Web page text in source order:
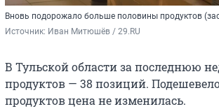
Вновь подорожало больше половины продуктов
Источник: Иван Митюшёв / 29.RU
В Тульской области за последнюю
продуктов — 38 позиций.
продуктов цена не изменилась.